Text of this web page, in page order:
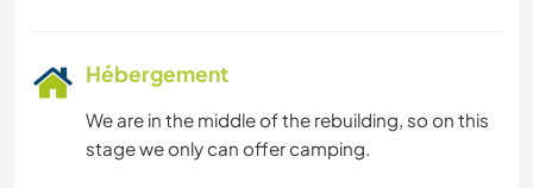
Hébergement
We are in the middle of the rebuilding, so on this
stage we only can offer camping.